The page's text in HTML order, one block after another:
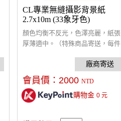
CL專業無縫攝影背景紙
2.7x10m (33象牙色)
顏色均衡不反光，色澤亮麗，紙張
厚薄適中。（特殊商品寄送，每件
會員價： 2000 NTD
購物金 0元